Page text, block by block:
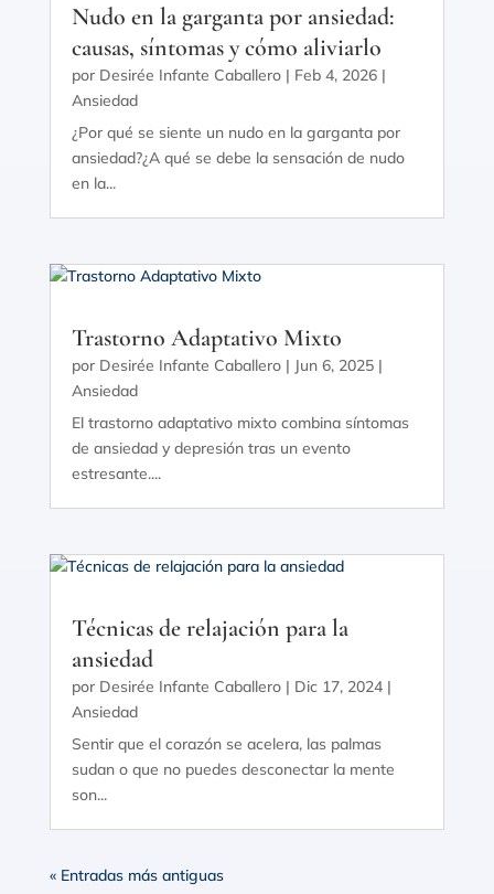
Nudo en la garganta por ansiedad:
causas, síntomas y cómo aliviarlo
por Desirée Infante Caballero| Feb 4, 2026|
Ansiedad
¿Por qué se siente un nudo en la garganta por
ansiedad?¿A qué se debe la sensación de nudo
en la...
Trastorno Adaptativo Mixto
por Desirée Infante Caballero| Jun 6, 2025|
Ansiedad
El trastorno adaptativo mixto combina síntomas
de ansiedad y depresión tras un evento
estresante....
Técnicas de relajación para la
ansiedad
por Desirée Infante Caballero| Dic 17, 2024|
Ansiedad
Sentir que el corazón se acelera, las palmas
sudan o que no puedes desconectar la mente
son...
« Entradas más antiguas